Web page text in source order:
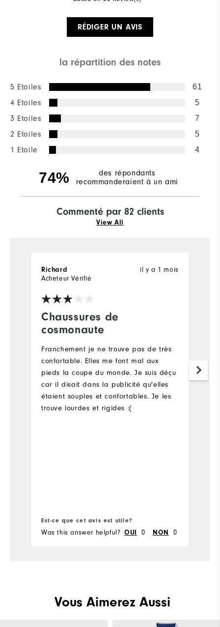
RÉDIGER UN AVIS
la répartition des notes
5 Etoiles 61
4 Etoiles 5
3 Etoiles 7
2 Etoiles 5
1 Etoile 4
74%
des répondants
recommanderaient à un ami
Commenté par 82 clients
View All
Chaussures de
cosmonaute
il y a 1 mois
Richard
Acheteur Vérifié
Franchement je ne trouve pas de très
confortable. Elles me font mal aux
pieds la coupe du monde. Je suis déçu
car il disait dans la publicité qu'elles
étaient souples et confortables. Je les
trouve lourdes et rigides :(
Est-ce que cet avis est utile?
Was this answer helpful? OUI 0 NON 0
Vous Aimerez Aussi